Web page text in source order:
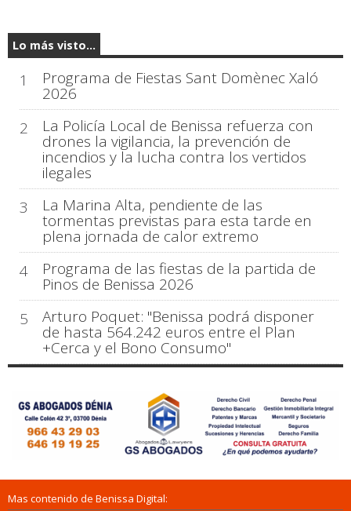
Lo más visto...
1 Programa de Fiestas Sant Domènec Xaló
2026
2
La Policía Local de Benissa refuerza con
drones la vigilancia, la prevención de
incendios y la lucha contra los vertidos
ilegales
3
La Marina Alta, pendiente de las
tormentas previstas para esta tarde en
plena jornada de calor extremo
4
Programa de las fiestas de la partida de
Pinos de Benissa 2026
5
Arturo Poquet: "Benissa podrá disponer
de hasta 564.242 euros entre el Plan
+Cerca y el Bono Consumo"
Mas contenido de Benissa Digital: